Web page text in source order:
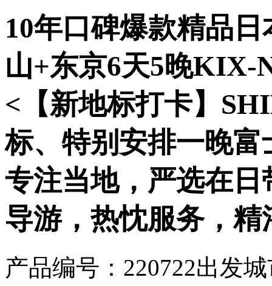
10年口碑爆款精品
山+东京6天5晚KIX-
<【新地标打卡】
标、特别安排一晚
专注当地，严选在日
导游，热忱服务，精
产品编号：220722出发